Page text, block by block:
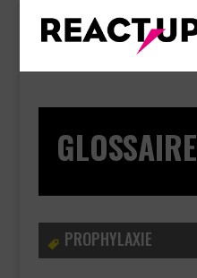
GLOSSAIRE
PROPHYLAXIE